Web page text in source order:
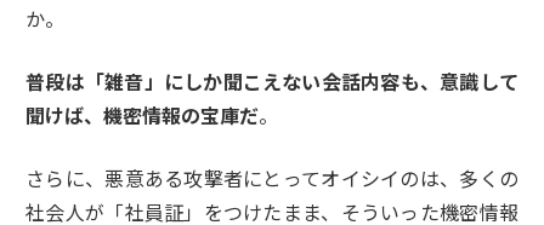
か。
普段は「雑音」にしか聞こえない会話内容も、意識して
聞けば、機密情報の宝庫だ。
さらに、悪意ある攻撃者にとってオイシイのは、多くの
社会人が「社員証」をつけたまま、そういった機密情報